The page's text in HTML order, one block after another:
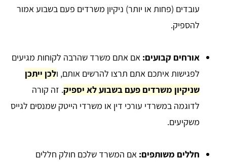
עובדים (פחות או יותר) ניקיון משרדים פעם בשבוע אמור
להספיק.
אורחים קבועים: אם אתם משרד שהרבה לקוחות מגיעים
לפגישות איתכם אתם תרצו להרשים אותם, ולכן ייתכן
שניקיון משרדים פעם בשבוע לא יספיק. זה קורה
לדוגמה במשרדי עורכי דין או משרדי הייטק שמנסים לגייס
משקיעים.
חללים משותפים: אם המשרד שלכם חולק חללים